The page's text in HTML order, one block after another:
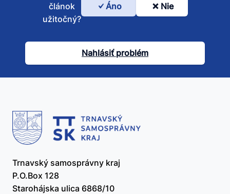
Bol
článok
užitočný?
článok
užitočný?
Áno Nie
Nahlásiť problém
Trnavský samosprávny kraj
P.O.Box 128
Starohájska ulica 6868/10